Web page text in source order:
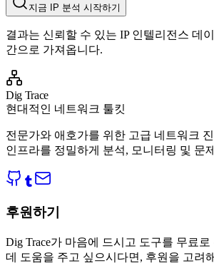
지금 IP 분석 시작하기
결과는 신뢰할 수 있는 IP 인텔리전스 데
간으로 가져옵니다.
Dig Trace
현대적인 네트워크 툴킷
전문가와 애호가를 위한 고급 네트워크
인프라를 정밀하게 분석, 모니터링 및 문
후원하기
Dig Trace가 마음에 드시고 도구를 무료
데 도움을 주고 싶으시다면, 후원을 고려